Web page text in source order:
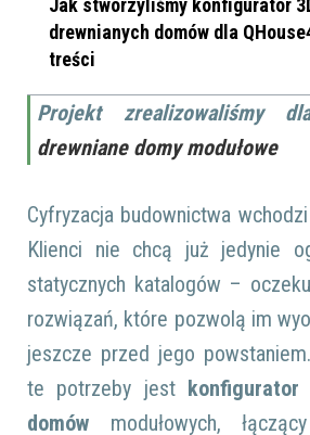
drewnianych domów dla
treści
Projekt zrealizowaliśmy
drewniane domy modułowe
Cyfryzacja budownictwa
Klienci nie chcą już jedynie
statycznych katalogów –
rozwiązań, które pozwolą im
jeszcze przed jego
te potrzeby jest konfigurator
domów modułowych,